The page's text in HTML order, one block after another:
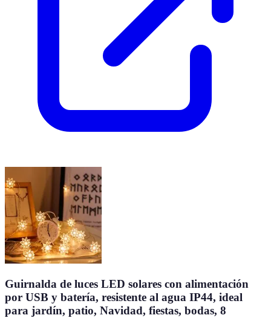
Guirnalda de luces LED solares con alimentación
por USB y batería, resistente al agua IP44, ideal
para jardín, patio, Navidad, fiestas, bodas, 8